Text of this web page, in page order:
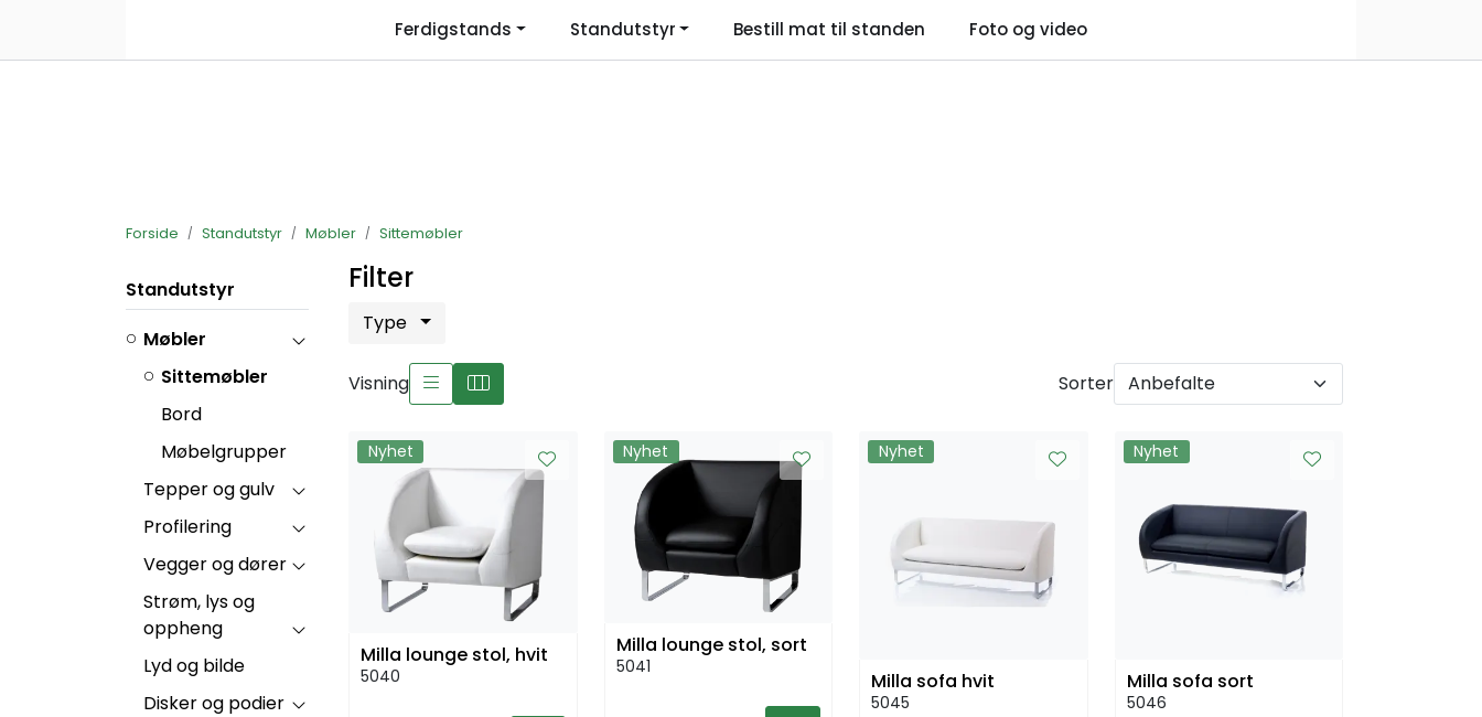
Language Praktisk informasjon
Ferdigstands Standutstyr Bestill mat til standen Foto og video
Forside Standutstyr Møbler Sittemøbler
Standutstyr
Møbler
Sittemøbler
Bord
Møbelgrupper
Tepper og gulv
Profilering
Vegger og dører
Strøm, lys og
oppheng
Lyd og bilde
Disker og podier
Filter
Type
Visning Sorter
Nyhet
Milla lounge stol, hvit
5040
Nyhet
Milla lounge stol, sort
5041
Nyhet
Milla sofa hvit
5045
Nyhet
Milla sofa sort
5046